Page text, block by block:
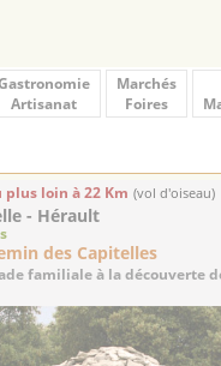
Artisanat
Marchés
Foires
plus loin à 22 Km (vol d'oiseau)
- Hérault
des Capitelles
familiale à la découverte